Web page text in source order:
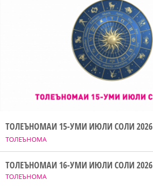
ТОЛЕЪНОМА
ТОЛЕЪНОМАИ 15-УМИ ИЮЛИ СОЛИ 2026
ТОЛЕЪНОМА
ТОЛЕЪНОМАИ 16-УМИ ИЮЛИ СОЛИ 2026